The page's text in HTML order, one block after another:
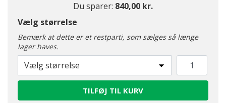
Du sparer: 840,00 kr.
Vælg størrelse
Bemærk at dette er et restparti, som sælges så længe
lager haves.
Vælg størrelse
TILFØJ TIL KURV